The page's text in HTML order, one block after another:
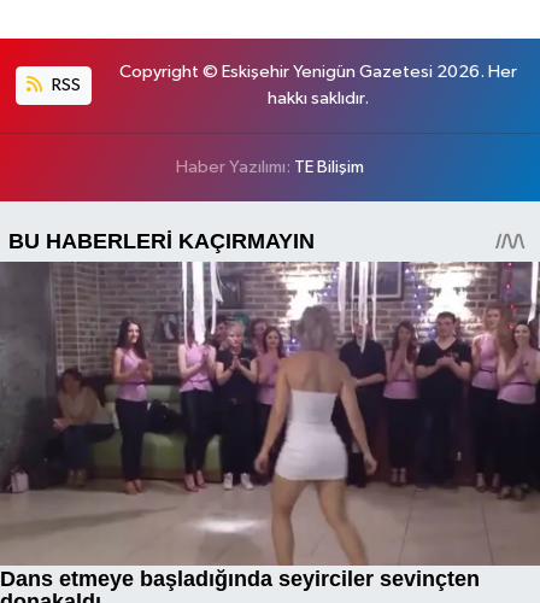
RSS
Copyright © Eskişehir Yenigün Gazetesi 2026. Her
hakkı saklıdır.
Haber Yazılımı: TE Bilişim